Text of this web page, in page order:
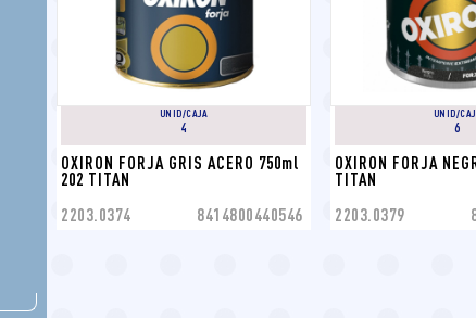
UNID/CAJA
4
OXIRON FORJA GRIS ACERO 750ml
202 TITAN
2203.0374 8414800440546
UNID/
6
OXIRON FORJA
TITAN
2203.0379